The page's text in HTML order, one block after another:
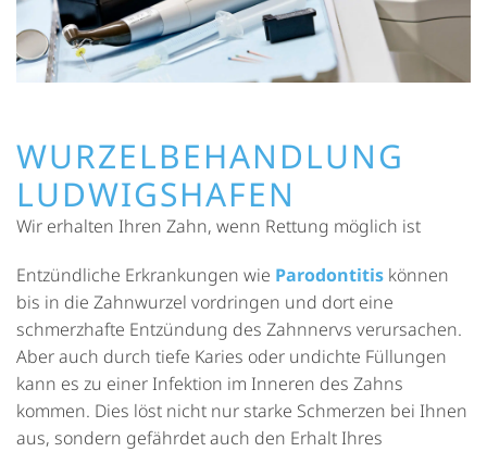
WURZELBEHANDLUNG
LUDWIGSHAFEN
Wir erhalten Ihren Zahn, wenn Rettung möglich ist
Entzündliche Erkrankungen wie Parodontitis können
bis in die Zahnwurzel vordringen und dort eine
schmerzhafte Entzündung des Zahnnervs verursachen.
Aber auch durch tiefe Karies oder undichte Füllungen
kann es zu einer Infektion im Inneren des Zahns
kommen. Dies löst nicht nur starke Schmerzen bei Ihnen
aus, sondern gefährdet auch den Erhalt Ihres